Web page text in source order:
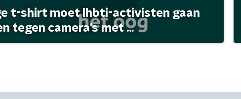
t-shirt moet lhbti-activisten gaan
tegen camera's met ...